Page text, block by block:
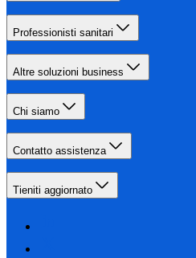
Professionisti sanitari
Altre soluzioni business
Chi siamo
Contatto assistenza
Tieniti aggiornato